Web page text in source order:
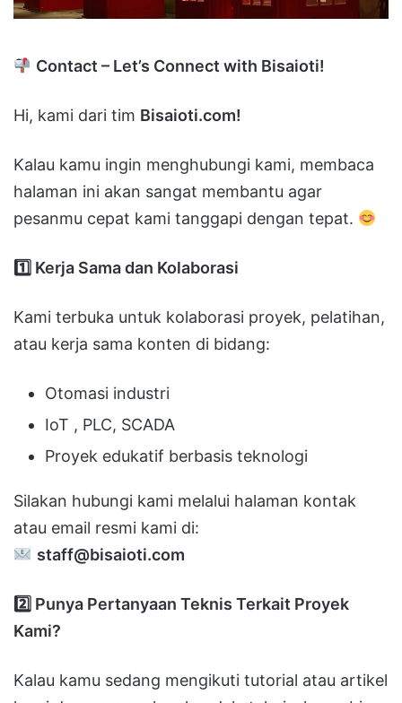
Contact – Let’s Connect with Bisaioti!
Hi, kami dari tim Bisaioti.com!
Kalau kamu ingin menghubungi kami, membaca
halaman ini akan sangat membantu agar
pesanmu cepat kami tanggapi dengan tepat.
1️ Kerja Sama dan Kolaborasi
Kami terbuka untuk kolaborasi proyek, pelatihan,
atau kerja sama konten di bidang:
Otomasi industri
IoT , PLC, SCADA
Proyek edukatif berbasis teknologi
Silakan hubungi kami melalui halaman kontak
atau email resmi kami di:
staff@bisaioti.com
2️ Punya Pertanyaan Teknis Terkait Proyek
Kami?
Kalau kamu sedang mengikuti tutorial atau artikel